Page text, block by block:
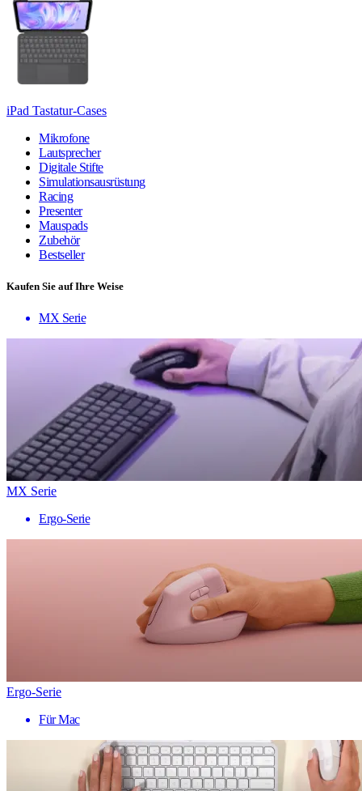
iPad Tastatur-Cases
Mikrofone
Lautsprecher
Digitale Stifte
Simulationsausrüstung
Racing
Presenter
Mauspads
Zubehör
Bestseller
Kaufen Sie auf Ihre Weise
MX Serie
MX Serie
Ergo-Serie
Ergo-Serie
Für Mac